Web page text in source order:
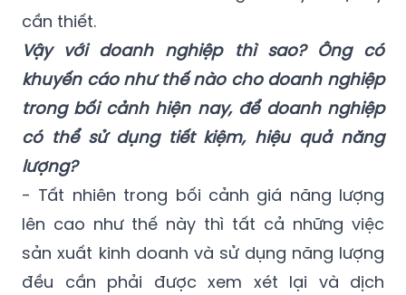
cần thiết.
Vậy với doanh nghiệp thì sao? Ông có
khuyến cáo như thế nào cho doanh nghiệp
trong bối cảnh hiện nay, để doanh nghiệp
có thể sử dụng tiết kiệm, hiệu quả năng
lượng?
- Tất nhiên trong bối cảnh giá năng lượng
lên cao như thế này thì tất cả những việc
sản xuất kinh doanh và sử dụng năng lượng
đều cần phải được xem xét lại và dịch